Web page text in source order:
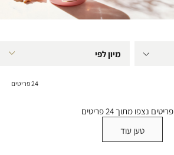
24פריטים
פריטים נצפו מתוך24פריטים
טען עוד